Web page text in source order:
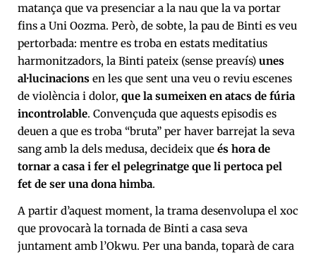
matança que va presenciar a la nau que la va portar
fins a Uni Oozma. Però, de sobte, la pau de Binti es veu
pertorbada: mentre es troba en estats meditatius
harmonitzadors, la Binti pateix (sense preavís) unes
al·lucinacions en les que sent una veu o reviu escenes
de violència i dolor, que la sumeixen en atacs de fúria
incontrolable. Convençuda que aquests episodis es
deuen a que es troba “bruta” per haver barrejat la seva
sang amb la dels medusa, decideix que és hora de
tornar a casa i fer el pelegrinatge que li pertoca pel
fet de ser una dona himba.
A partir d’aquest moment, la trama desenvolupa el xoc
que provocarà la tornada de Binti a casa seva
juntament amb l’Okwu. Per una banda, toparà de cara